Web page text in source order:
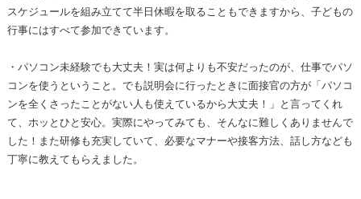
スケジュールを組み立てて半日休暇を取ることもできますから、子どもの
行事にはすべて参加できています。
・パソコン未経験でも大丈夫！実は何よりも不安だったのが、仕事でパソ
コンを使うということ。でも説明会に行ったときに面接官の方が「パソコ
ンを全くさったことがない人も使えているから大丈夫！」と言ってくれ
て、ホッとひと安心。実際にやってみても、そんなに難しくありませんで
した！また研修も充実していて、必要なマナーや接客方法、話し方なども
丁寧に教えてもらえました。